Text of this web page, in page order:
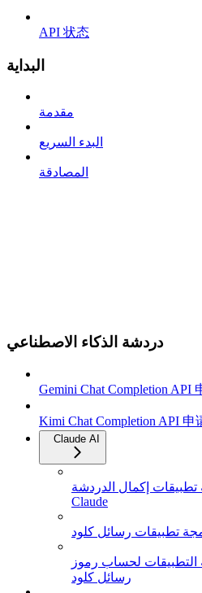
API 状态
البداية
مقدمة
البدء السريع
المصادقة
دردشة الذكاء الاصطناعي
Gemini Chat Completion API
Kimi Chat Completion API 申
Claude AI
إكمال الدردشة
Claude
تطبيقات رسائل كلود
لحساب رموز
رسائل كلود